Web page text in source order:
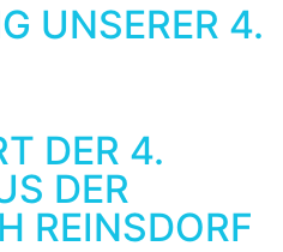
UNSERER 4.
DER 4.
DER
REINSDORF